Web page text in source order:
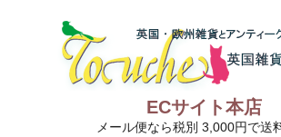
ECサイト本店
メール便なら税別 3,000円で送